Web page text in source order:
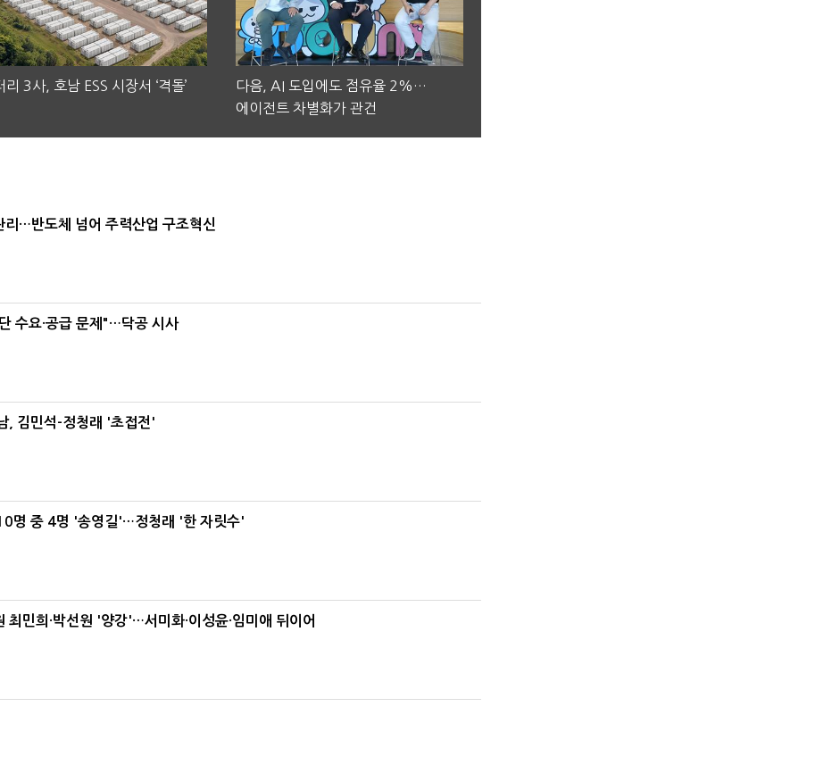
리 3사, 호남 ESS 시장서 ‘격돌’
다음, AI 도입에도 점유율 2%…
에이전트 차별화가 관건
…반도체 넘어 주력산업 구조혁신
수요·공급 문제"…닥공 시사
, 김민석-정청래 '초접전'
명 중 4명 '송영길'…정청래 '한 자릿수'
민희·박선원 '양강'…서미화·이성윤·임미애 뒤이어